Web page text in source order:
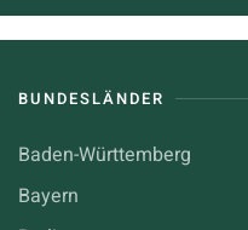
BUNDESLÄNDER
Baden-Württemberg
Bayern